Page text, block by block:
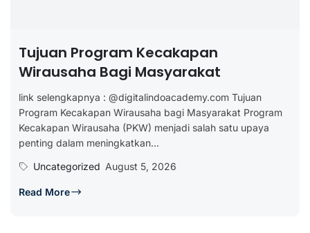
Tujuan Program Kecakapan
Wirausaha Bagi Masyarakat
link selengkapnya : @digitalindoacademy.com Tujuan
Program Kecakapan Wirausaha bagi Masyarakat Program
Kecakapan Wirausaha (PKW) menjadi salah satu upaya
penting dalam meningkatkan...
Uncategorized August 5, 2026
Read More